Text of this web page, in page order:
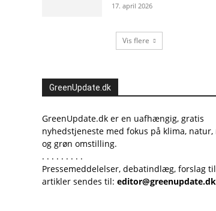
17. april 2026
Vis flere
GreenUpdate.dk
GreenUpdate.dk er en uafhængig, gratis
nyhedstjeneste med fokus på klima,
og grøn omstilling.
. . . . . . . . .
Pressemeddelelser, debatindlæg, forslag til
artikler sendes til: editor@greenupdate.dk